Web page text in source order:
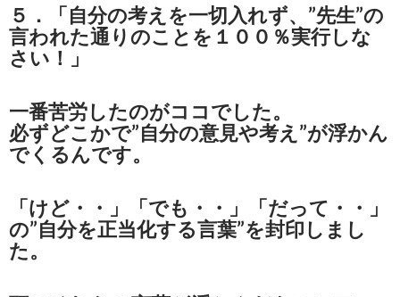
５．「自分の考えを一切入れず、”先生”の
言われた通りのことを１００％実行しな
さい！」
一番苦労したのがココでした。
必ずどこかで”自分の意見や考え”が浮かん
でくるんです。
「けど・・」「でも・・」「だって・・」
の”自分を正当化する言葉”を封印しまし
た。